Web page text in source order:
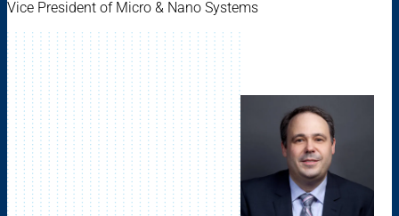
Vice President of Micro & Nano Systems